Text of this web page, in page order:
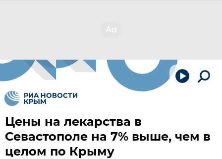
Цены на лекарства в
Севастополе на 7% выше, чем в
целом по Крыму